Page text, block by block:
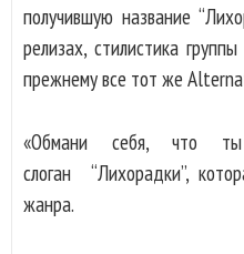
получившую название
релизах, стилистика
прежнему все тот же
«Обмани себя, что
слоган “Лихорадки”,
жанра.